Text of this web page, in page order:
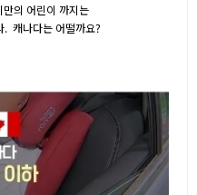
의 어린이 까지는
. 캐나다는 어떨까요?